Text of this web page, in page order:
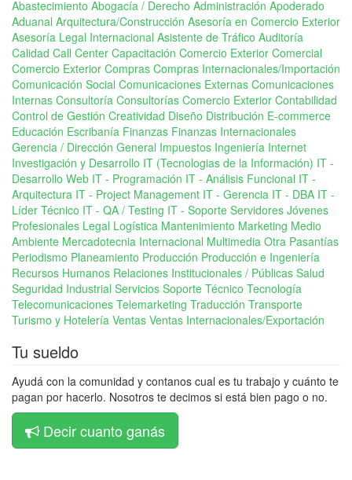
Abastecimiento Abogacía / Derecho Administración Apoderado
Aduanal Arquitectura/Construcción Asesoría en Comercio Exterior
Asesoría Legal Internacional Asistente de Tráfico Auditoría
Calidad Call Center Capacitación Comercio Exterior Comercial
Comercio Exterior Compras Compras Internacionales/Importación
Comunicación Social Comunicaciones Externas Comunicaciones
Internas Consultoría Consultorías Comercio Exterior Contabilidad
Control de Gestión Creatividad Diseño Distribución E-commerce
Educación Escribanía Finanzas Finanzas Internacionales
Gerencia / Dirección General Impuestos Ingeniería Internet
Investigación y Desarrollo IT (Tecnologias de la Información) IT -
Desarrollo Web IT - Programación IT - Análisis Funcional IT -
Arquitectura IT - Project Management IT - Gerencia IT - DBA IT -
Líder Técnico IT - QA / Testing IT - Soporte Servidores Jóvenes
Profesionales Legal Logística Mantenimiento Marketing Medio
Ambiente Mercadotecnia Internacional Multimedia Otra Pasantías
Periodismo Planeamiento Producción Producción e Ingeniería
Recursos Humanos Relaciones Institucionales / Públicas Salud
Seguridad Industrial Servicios Soporte Técnico Tecnología
Telecomunicaciones Telemarketing Traducción Transporte
Turismo y Hotelería Ventas Ventas Internacionales/Exportación
Tu sueldo
Ayudá con la comunidad y contanos cual es tu trabajo y cuánto te
pagan por hacerlo. Nosotros te decimos si está bien pago o no.
Decir cuanto ganás